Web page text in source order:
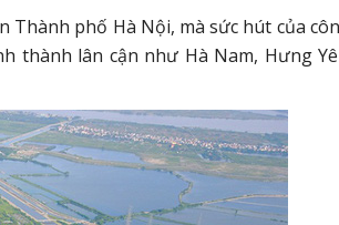
Thành phố Hà Nội, mà sức hút của
thành lân cận như Hà Nam, Hưng